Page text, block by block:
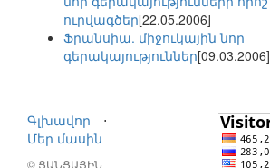
ուրվագծեր[22.05.2006]
Ֆրանսիա. միջուկային նոր
գերակայություններ[09.03.2006]
Գլխավոր
⋅
Մեր մասին
© ՑԱՆՑԱՅԻՆ